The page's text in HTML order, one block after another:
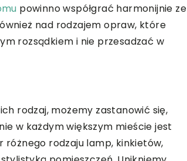
powinno współgrać harmonijnie ze
nad rodzajem opraw, które
rozsądkiem i nie przesadzać w
rodzaj, możemy zastanowić się,
w każdym większym mieście jest
rodzaju lamp, kinkietów,